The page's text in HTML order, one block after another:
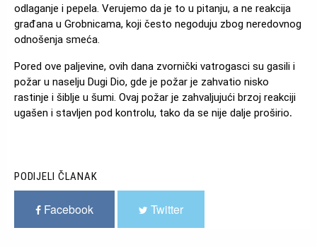
odlaganje i pepela. Verujemo da je to u pitanju, a ne reakcija
građana u Grobnicama, koji često negoduju zbog neredovnog
odnošenja smeća.
Pored ove paljevine, ovih dana zvornički vatrogasci su gasili i
požar u naselju Dugi Dio, gde je požar je zahvatio nisko
rastinje i šiblje u šumi. Ovaj požar je zahvaljujući brzoj reakciji
ugašen i stavljen pod kontrolu, tako da se nije dalje proširio.
PODIJELI ČLANAK
Facebook Twitter